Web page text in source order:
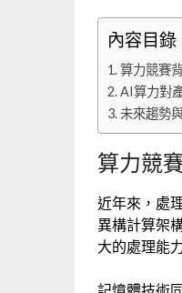
內容目錄
算力競賽
AI算力對
未來趨勢
算力競
近年來，處
異構計算架
大的處理能